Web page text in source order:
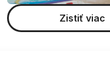
Zistiť viac